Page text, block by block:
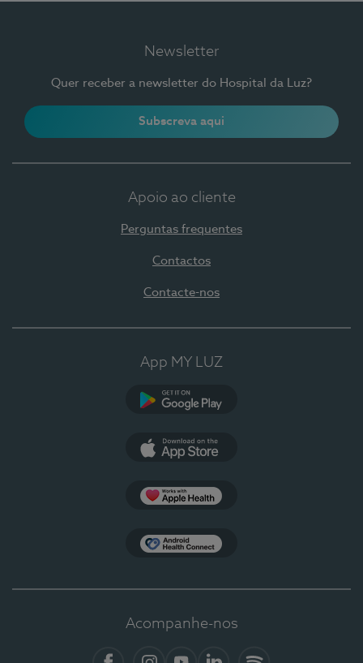
Newsletter
Quer receber a newsletter do Hospital da Luz?
Subscreva aqui
Apoio ao cliente
Perguntas frequentes
Contactos
Contacte-nos
App MY LUZ
Acompanhe-nos